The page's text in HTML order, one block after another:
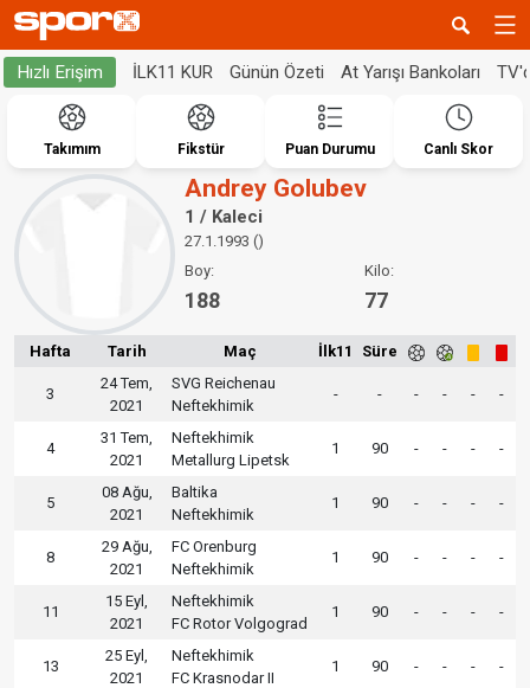
Hızlı Erişim İLK11 KUR Günün Özeti At Yarışı Bankoları
Takımım Fikstür Puan Durumu Canlı Skor
Andrey Golubev
1 / Kaleci
27.1.1993 ()
Boy:
188
Kilo:
77
Hafta Tarih Maç İlk11 Süre
3
24 Tem,
2021
SVG Reichenau
Neftekhimik
- - - - - -
4
31 Tem,
2021
Neftekhimik
Metallurg Lipetsk
1 90 - - - -
5
08 Ağu,
2021
Baltika
Neftekhimik
1 90 - - - -
8
29 Ağu,
2021
FC Orenburg
Neftekhimik
1 90 - - - -
11
15 Eyl,
2021
Neftekhimik
FC Rotor Volgograd
1 90 - - - -
13
25 Eyl,
2021
Neftekhimik
FC Krasnodar II
1 90 - - - -